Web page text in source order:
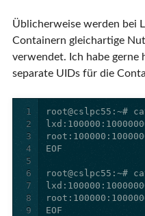
Üblicherweise werden bei
Containern gleichartige
verwendet. Ich habe gerne
separate UIDs für die
1
2
3
4
5
6
7
8
9